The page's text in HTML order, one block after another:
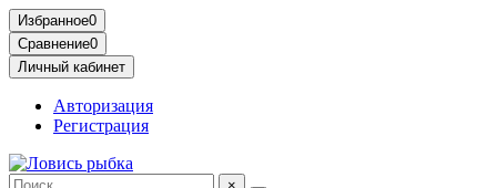
Избранное0
Сравнение0
Личный кабинет
Авторизация
Регистрация